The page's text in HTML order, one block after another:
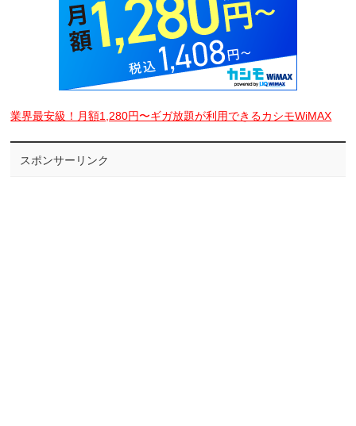
業界最安級！月額1,280円〜ギガ放題が利用できるカシモWiMAX
スポンサーリンク